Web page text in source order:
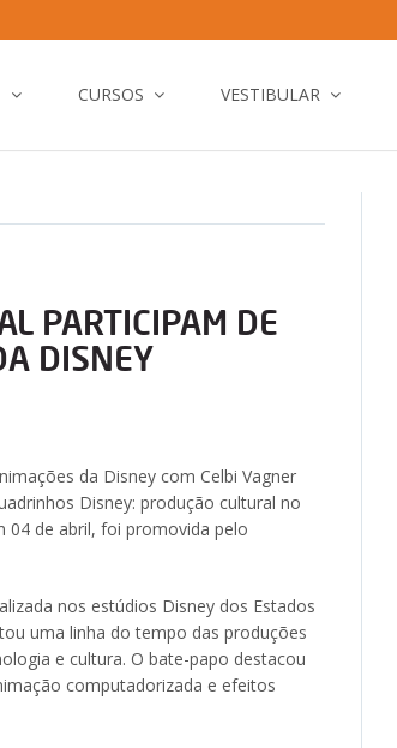
CURSOS VESTIBULAR
PARTICIPAM DE
DISNEY
da Disney com Celbi Vagner
Disney: produção cultural no
04 de abril, foi promovida pelo
nos estúdios Disney dos Estados
uma linha do tempo das produções
e cultura. O bate-papo destacou
computadorizada e efeitos